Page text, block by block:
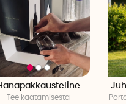
Tee kaatamisesta